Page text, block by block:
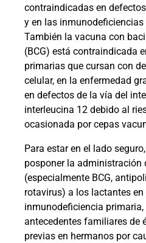
contraindicadas en
y en las
También la vacuna con
(BCG) está contraindicada
primarias que cursan con
celular, en la enfermedad
en defectos de la vía del
interleucina 12 debido al
ocasionada por cepas
Para estar en el lado
posponer la administración
(especialmente BCG,
rotavirus) a los lactantes
inmunodeficiencia primaria,
antecedentes familiares de
previas en hermanos por